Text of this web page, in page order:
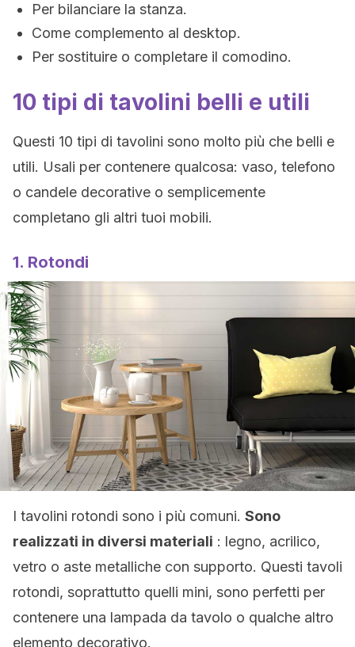
Per bilanciare la stanza.
Come complemento al desktop.
Per sostituire o completare il comodino.
10 tipi di tavolini belli e utili
Questi 10 tipi di tavolini sono molto più che belli e
utili. Usali per contenere qualcosa: vaso, telefono
o candele decorative o semplicemente
completano gli altri tuoi mobili.
1. Rotondi
I tavolini rotondi sono i più comuni. Sono
realizzati in diversi materiali : legno, acrilico,
vetro o aste metalliche con supporto. Questi tavoli
rotondi, soprattutto quelli mini, sono perfetti per
contenere una lampada da tavolo o qualche altro
elemento decorativo.